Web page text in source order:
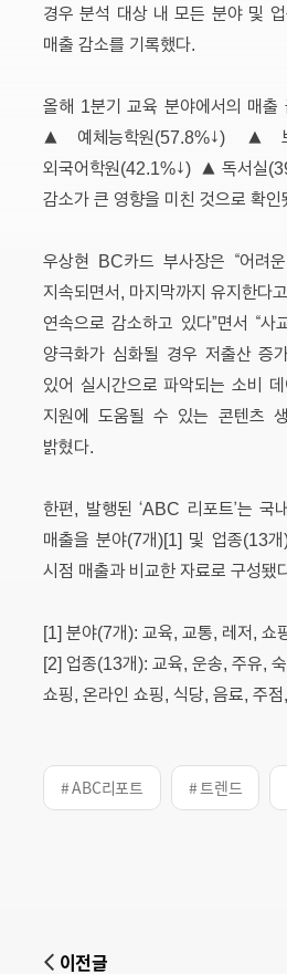
경우 분석 대상 내 모든 분야 및
매출 감소를 기록했다.
올해 1분기 교육 분야에서의 매출
▲예체능학원(57.8%↓) ▲
외국어학원(42.1%↓) ▲독서실
감소가 큰 영향을 미친 것으로 확인
우상현 BC카드 부사장은 “어려
지속되면서, 마지막까지 유지한다
연속으로 감소하고 있다”면서 “사
양극화가 심화될 경우 저출산 증
있어 실시간으로 파악되는 소비
지원에 도움될 수 있는 콘텐츠
밝혔다.
한편, 발행된 ‘ABC 리포트’는 국
매출을 분야(7개)[1] 및 업종(13
시점 매출과 비교한 자료로 구성됐
[1] 분야(7개): 교육, 교통, 레저, 쇼
[2] 업종(13개): 교육, 운송, 주유,
쇼핑, 온라인 쇼핑, 식당, 음료, 주
# ABC리포트 # 트렌드
이전글